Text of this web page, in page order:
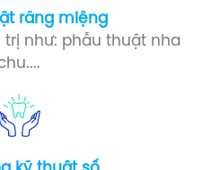
răng miệng​
như: phẫu thuật nha